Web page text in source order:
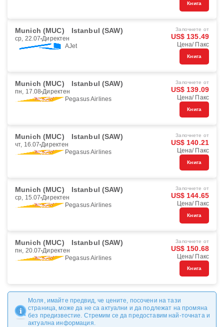
Книга
Munich (MUC) Istanbul (SAW)
ср, 22.07 Директен
AJet
Започнете от
US$ 135.49
Цена/ Пакс
Книга
Munich (MUC) Istanbul (SAW)
пн, 17.08 Директен
Pegasus Airlines
Започнете от
US$ 139.09
Цена/ Пакс
Книга
Munich (MUC) Istanbul (SAW)
чт, 16.07 Директен
Pegasus Airlines
Започнете от
US$ 140.21
Цена/ Пакс
Книга
Munich (MUC) Istanbul (SAW)
ср, 15.07 Директен
Pegasus Airlines
Започнете от
US$ 144.65
Цена/ Пакс
Книга
Munich (MUC) Istanbul (SAW)
пн, 20.07 Директен
Pegasus Airlines
Започнете от
US$ 150.68
Цена/ Пакс
Книга
Моля, имайте предвид, че цените, посочени на тази
страница, може да не са актуални и да подлежат на промяна
без предизвестие. Стремим се да предоставим най-точната и
актуална информация.